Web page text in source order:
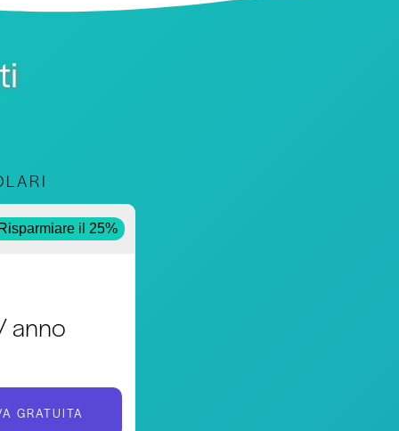
Risparmiare il 25%
anno
GRATUITA